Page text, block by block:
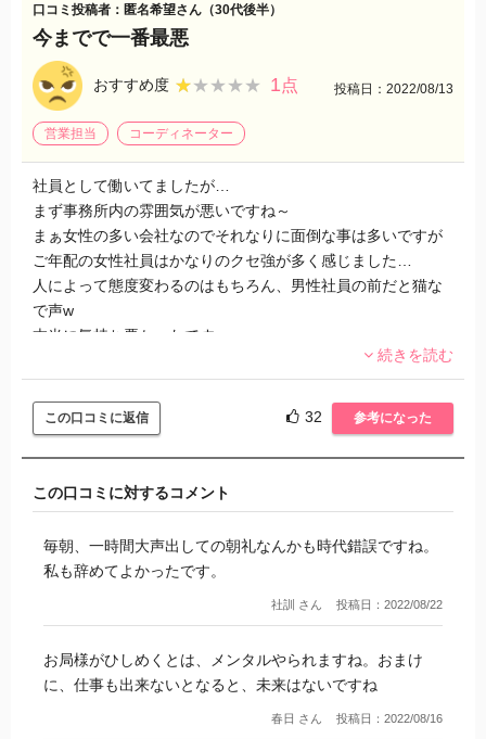
スタッフのなかでも、バイトレという人達がひどくて、来な
い分こちらがやらされたり、本当に簡単なチェックもできな
いので、その後始末で苦労しました。まともな責任者は、バ
イトレは社員もヒドくて、マージン分も働いてないから関わ
りたくないと言ってました。
この会社の営業もマージン分も働いてないと言ってました。
なんでこれで会社が成り立っているのか不思議です。コロナ
特需でしょうね。
口コミ投稿者：匿名希望さん（30代後半）
今までで一番最悪
おすすめ度 ★★★★★
★★★★★ 1点 投稿日：2022/08/13
営業担当 コーディネーター
社員として働いてましたが…
まず事務所内の雰囲気が悪いですね～
まぁ女性の多い会社なのでそれなりに面倒な事は多いですが
ご年配の女性社員はかなりのクセ強が多く感じました…
人によって態度変わるのはもちろん、男性社員の前だと猫な
で声w
本当に気持ち悪かったです～
休暇申請しても嫌な顔をされるし挙げ句の果てには話が通じ
ず、こいつは大丈夫か？宇宙人か？ってもうお手上げレベ
ル…
本当に病的なものを感じました。
こんなとこにいても時間の無駄だと思い、転職して大正解で
した！
続きを読む
この口コミに返信 32 参考になった
この口コミに対するコメント
毎朝、一時間大声出しての朝礼なんかも時代錯誤ですね。
私も辞めてよかったです。
社訓 さん 投稿日：2022/08/22
お局様がひしめくとは、メンタルやられますね。おまけ
に、仕事も出来ないとなると、未来はないですね
春日 さん 投稿日：2022/08/16